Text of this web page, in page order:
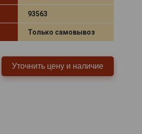
93563
Только самовывоз
Уточнить цену и наличие